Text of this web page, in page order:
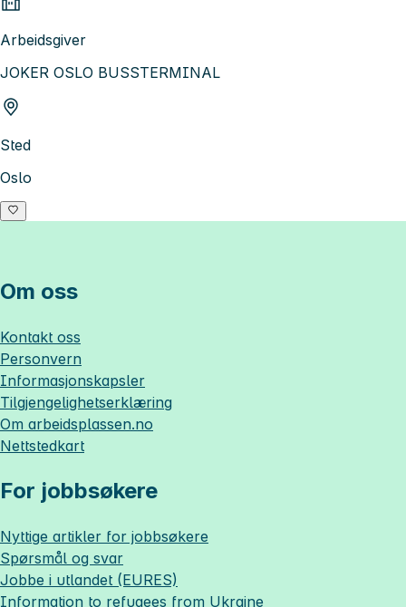
Arbeidsgiver
JOKER OSLO BUSSTERMINAL
Sted
Oslo
Om oss
Kontakt oss
Personvern
Informasjonskapsler
Tilgjengelighetserklæring
Om arbeidsplassen.no
Nettstedkart
For jobbsøkere
Nyttige artikler for jobbsøkere
Spørsmål og svar
Jobbe i utlandet (EURES)
Information to refugees from Ukraine